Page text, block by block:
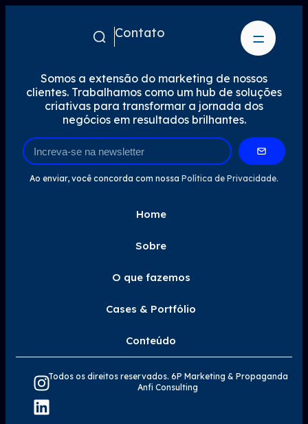
Contato
Somos a extensão do marketing de nossos
clientes. Trabalhamos como um hub de soluções
criativas para transformar a jornada dos
negócios em resultados brilhantes.
Ao enviar, você concorda com nossa Política de Privacidade.
Home
Sobre
O que fazemos
Cases & Portfólio
Conteúdo
Todos os direitos reservados. 6P Marketing & Propaganda
Anfi Consulting